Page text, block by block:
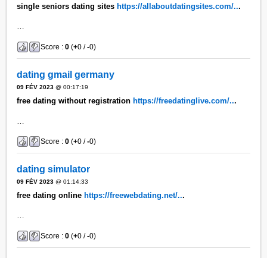
single seniors dating sites https://allaboutdatingsites.com/...
…
Score :0 (+0 /-0)
dating gmail germany
09 FÉV 2023 @ 00:17:19
free dating without registration https://freedatinglive.com/...
Score :0 (+0 /-0)
dating simulator
09 FÉV 2023 @ 01:14:33
free dating online https://freewebdating.net/...
Score :0 (+0 /-0)